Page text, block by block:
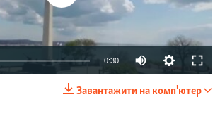
0:30
Завантажити на комп'ютер